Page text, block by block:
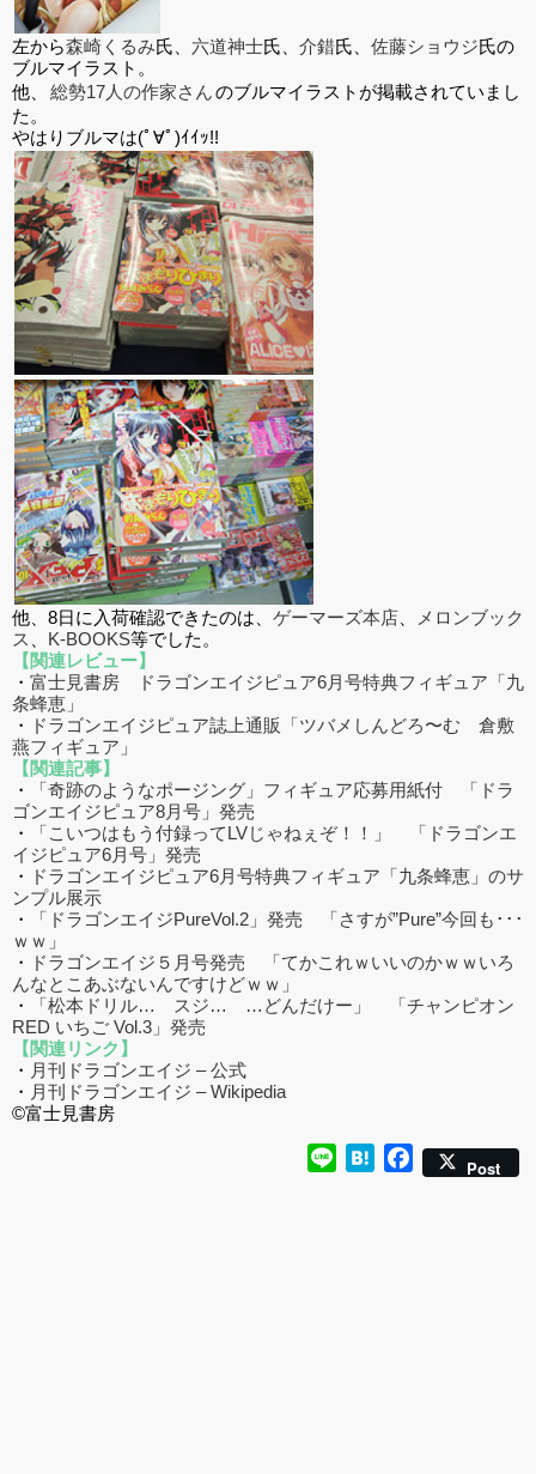
左から森崎くるみ氏、 六道神士氏、 介錯氏、 佐藤ショウジ氏の
ブルマイラスト。
他、
総勢17人の作家さんのブルマイラストが掲載されていまし
た。
やはりブルマは(ﾟ∀ﾟ)ｲｲｯ!!
他、8日に入荷確認できたのは、 ゲーマーズ本店
メロンブック
ス
K-BOOKS等でした。
【関連レビュー】
・ 富士見書房 ドラゴンエイジピュア6月号特典フィギュア「九
条蜂恵」
・
ドラゴンエイジピュア誌上通販「ツバメしんどろ〜む 倉敷
燕フィギュア」
【関連記事】
・
「奇跡のようなポージング」フィギュア応募用紙付 「ドラ
ゴンエイジピュア8月号」発売
・
「こいつはもう付録ってLVじゃねぇぞ！！」 「ドラゴンエ
イジピュア6月号」発売
・
ドラゴンエイジピュア6月号特典フィギュア「九条蜂恵」のサ
ンプル展示
・
「ドラゴンエイジPureVol.2」発売 「さすが”Pure”今回も･･･
ｗｗ」
・
ドラゴンエイジ５月号発売 「てかこれｗいいのかｗｗいろ
んなとこあぶないんですけどｗｗ」
・
「松本ドリル… スジ… …どんだけー」 「チャンピオン
RED いちご Vol.3」発売
【関連リンク】
・ 月刊ドラゴンエイジ – 公式
・ 月刊ドラゴンエイジ – Wikipedia
©富士見書房
Line HatenaFacebook
Post